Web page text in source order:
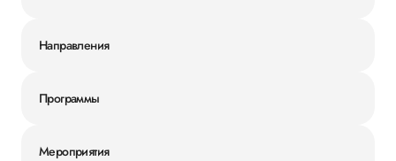
Направления
Программы
Мероприятия